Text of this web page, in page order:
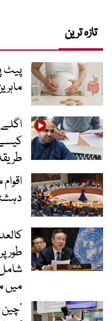
تازہ ترین
طور
میں